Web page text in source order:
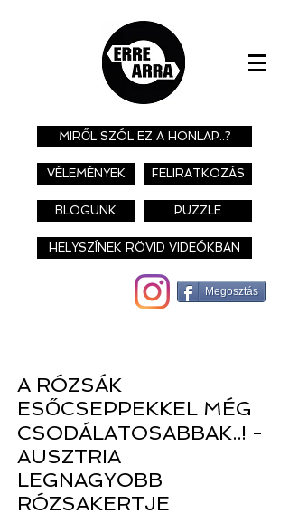
MIRŐL SZÓL EZ A HONLAP..?
VÉLEMÉNYEK FELIRATKOZÁS
BLOGUNK PUZZLE
HELYSZÍNEK RÖVID VIDEÓKBAN
Megosztás
A RÓZSÁK
ESŐCSEPPEKKEL MÉG
CSODÁLATOSABBAK..! -
AUSZTRIA
LEGNAGYOBB
RÓZSAKERTJE